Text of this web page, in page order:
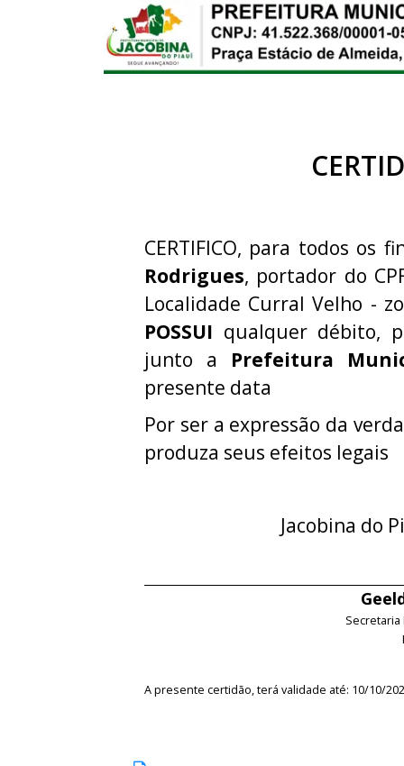
CERTIFICO, para todos os
Rodrigues, portador do
Localidade Curral Velho -
POSSUI qualquer débito,
junto a Prefeitura
presente data
Por ser a expressão da
produza seus efeitos legais
Jacobina do
A presente certidão, terá validade até: 10/10/